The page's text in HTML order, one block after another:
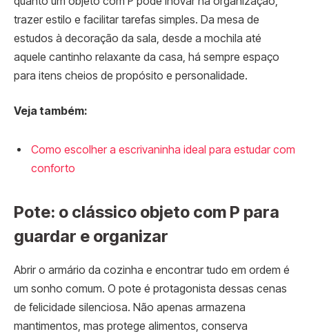
trazer estilo e facilitar tarefas simples. Da mesa de
estudos à decoração da sala, desde a mochila até
aquele cantinho relaxante da casa, há sempre espaço
para itens cheios de propósito e personalidade.
Veja também:
Como escolher a escrivaninha ideal para estudar com
conforto
Pote: o clássico objeto com P para
guardar e organizar
Abrir o armário da cozinha e encontrar tudo em ordem é
um sonho comum. O pote é protagonista dessas cenas
de felicidade silenciosa. Não apenas armazena
mantimentos, mas protege alimentos, conserva